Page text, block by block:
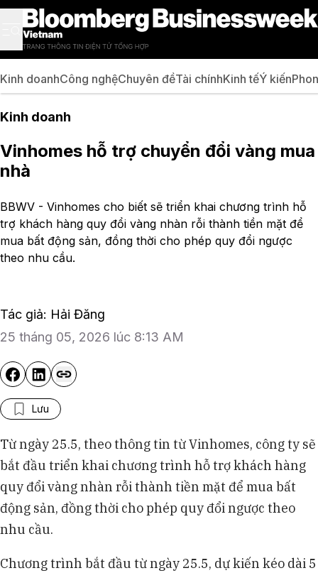
Kinh doanhCông nghệChuyên đềTài chínhKinh tếÝ kiến
Kinh doanh
Vinhomes hỗ trợ chuyển đổi vàng mua
nhà
BBWV - Vinhomes cho biết sẽ triển khai chương trình hỗ
trợ khách hàng quy đổi vàng nhàn rỗi thành tiền mặt để
mua bất động sản, đồng thời cho phép quy đổi ngược
theo nhu cầu.
Tác giả: Hải Đăng
25 tháng 05, 2026 lúc 8:13 AM
Lưu
Từ ngày 25.5, theo thông tin từ Vinhomes, công ty sẽ
bắt đầu triển khai chương trình hỗ trợ khách hàng
quy đổi vàng nhàn rỗi thành tiền mặt để mua bất
động sản, đồng thời cho phép quy đổi ngược theo
nhu cầu.
Chương trình bắt đầu từ ngày 25.5, dự kiến kéo dài 5